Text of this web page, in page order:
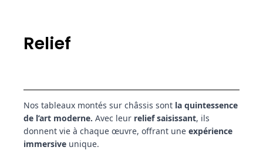
Relief
Nos tableaux montés sur châssis sont la quintessence
de l’art moderne. Avec leur relief saisissant, ils
donnent vie à chaque œuvre, offrant une expérience
immersive unique.